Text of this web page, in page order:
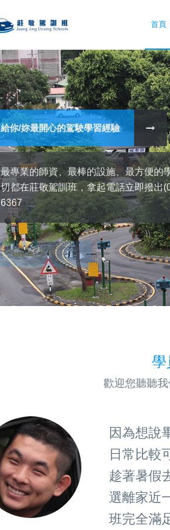
首頁
專業的環境設施與場地
最專業的師資、最棒的設施、最方便的
切都在莊敬駕訓班，拿起電話立即撥出
6367
術科選訓時間表
給你/妳最開心的駕駛學習經驗
最專業的師資、最棒的設施、最方便的
切都在莊敬駕訓班，拿起電話立即撥出
6367
學
歡迎您聽聽
因為想說
日常比較
趁著暑假
選離家近
班完全滿